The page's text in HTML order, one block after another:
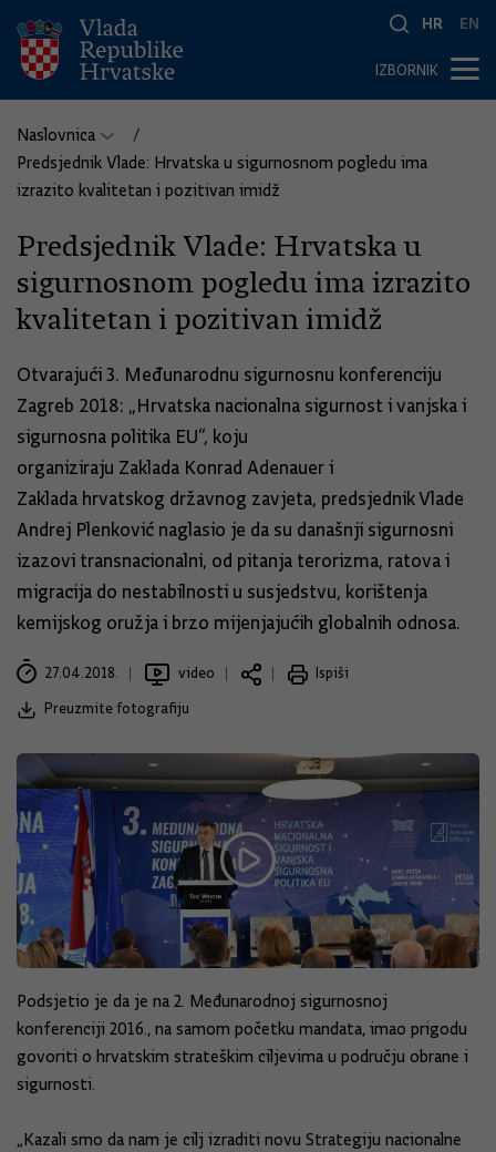
HR EN
IZBORNIK
Naslovnica
Predsjednik Vlade: Hrvatska u sigurnosnom pogledu ima
izrazito kvalitetan i pozitivan imidž
Predsjednik Vlade: Hrvatska u
sigurnosnom pogledu ima izrazito
kvalitetan i pozitivan imidž
Otvarajući 3. Međunarodnu sigurnosnu konferenciju
Zagreb 2018: „Hrvatska nacionalna sigurnost i vanjska i
sigurnosna politika EU“, koju
organiziraju Zaklada Konrad Adenauer i
Zaklada hrvatskog državnog zavjeta, predsjednik Vlade
Andrej Plenković naglasio je da su današnji sigurnosni
izazovi transnacionalni, od pitanja terorizma, ratova i
migracija do nestabilnosti u susjedstvu, korištenja
kemijskog oružja i brzo mijenjajućih globalnih odnosa.
27.04.2018. video
Ispiši
Preuzmite fotografiju
Podsjetio je da je na 2. Međunarodnoj sigurnosnoj
konferenciji 2016., na samom početku mandata, imao prigodu
govoriti o hrvatskim strateškim ciljevima u području obrane i
sigurnosti.
„Kazali smo da nam je cilj izraditi novu Strategiju nacionalne